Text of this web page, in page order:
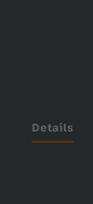
Details